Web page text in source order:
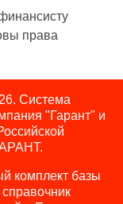
права
Система
"Гарант" и
комплект базы